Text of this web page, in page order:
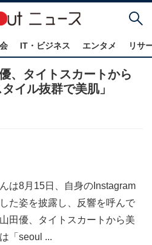
IT・ビジネス エンタメ リサ
、タイトスカートから
イル抜群で美肌」
は8月15日、自身のInstagram
た姿を披露し、反響を呼んで
田優、タイトスカートから美
「seoul ...